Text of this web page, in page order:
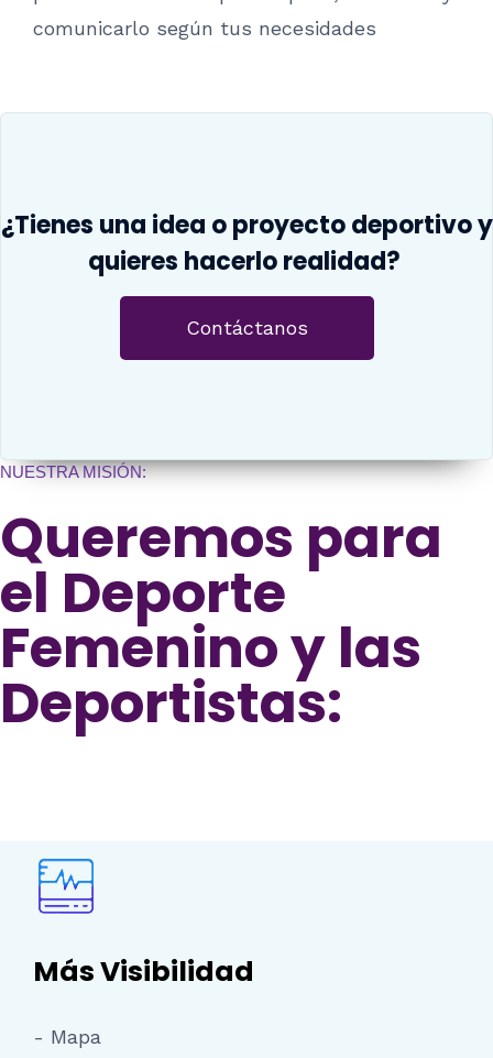
comunicarlo según tus necesidades
¿Tienes una idea o proyecto deportivo y
quieres hacerlo realidad?
Contáctanos
NUESTRA MISIÓN:
Queremos para
el Deporte
Femenino y las
Deportistas:
Más Visibilidad
- Mapa